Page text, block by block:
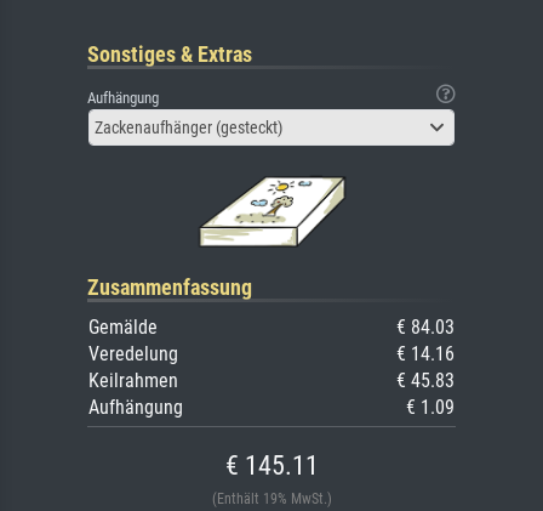
Sonstiges & Extras
Aufhängung
Zackenaufhänger (gesteckt)
Zusammenfassung
Gemälde
€ 84.03
Veredelung
€ 14.16
Keilrahmen
€ 45.83
Aufhängung
€ 1.09
€ 145.11
(Enthält 19% MwSt.)